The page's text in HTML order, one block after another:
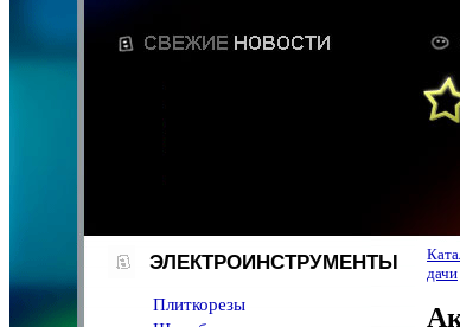
ЭЛЕКТРОИНСТРУМЕНТЫ
Плиткорезы
дачи